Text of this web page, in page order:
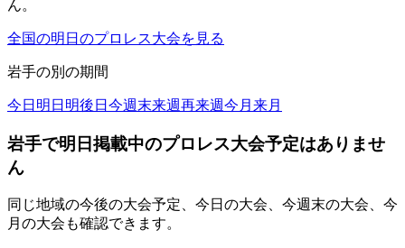
ん。
全国の明日のプロレス大会を見る
岩手の別の期間
今日 明日 明後日 今週末来週再来週今月 来月
岩手で明日掲載中のプロレス大会予定はありませ
ん
同じ地域の今後の大会予定、今日の大会、今週末の大会、今
月の大会も確認できます。